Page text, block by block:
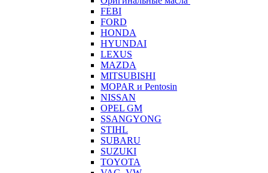
FEBI
FORD
HONDA
HYUNDAI
LEXUS
MAZDA
MITSUBISHI
MOPAR и Pentosin
NISSAN
OPEL GM
SSANGYONG
STIHL
SUBARU
SUZUKI
TOYOTA